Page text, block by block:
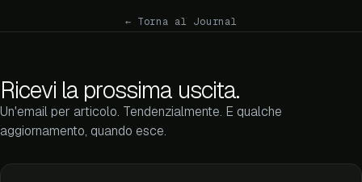
← Torna al Journal
Ricevi la prossima uscita.
Un'email per articolo. Tendenzialmente. E qualche
aggiornamento, quando esce.